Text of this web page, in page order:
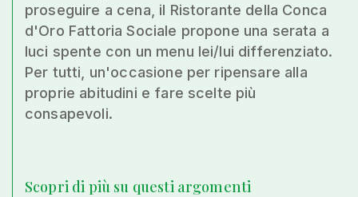
proseguire a cena, il Ristorante della Conca
d'Oro Fattoria Sociale propone una serata a
luci spente con un menu lei/lui differenziato.
Per tutti, un'occasione per ripensare alla
proprie abitudini e fare scelte più
consapevoli.
Scopri di più su questi argomenti